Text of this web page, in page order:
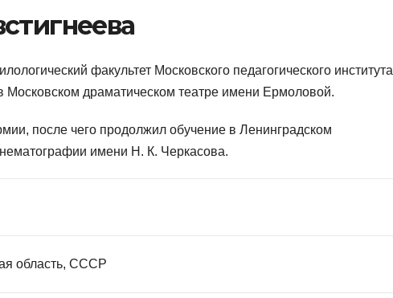
факультет Московского педагогического института
Московском драматическом театре имени Ермоловой.
после чего продолжил обучение в Ленинградском
имени Н. К. Черкасова.
область, СССР